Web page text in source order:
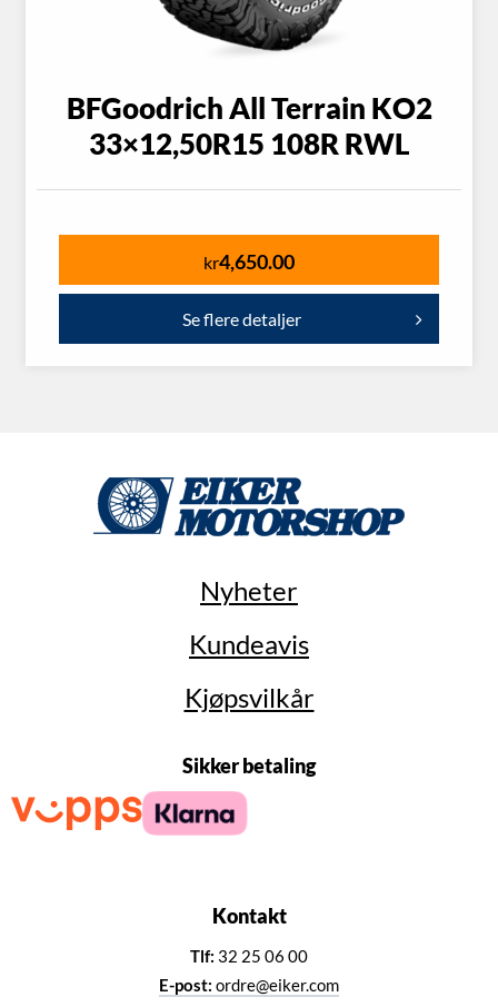
BFGoodrich All Terrain KO2
33×12,50R15 108R RWL
kr4,650.00
Se flere detaljer
Nyheter
Kundeavis
Kjøpsvilkår
Sikker betaling
Kontakt
Tlf: 32 25 06 00
E-post: ordre@eiker.com